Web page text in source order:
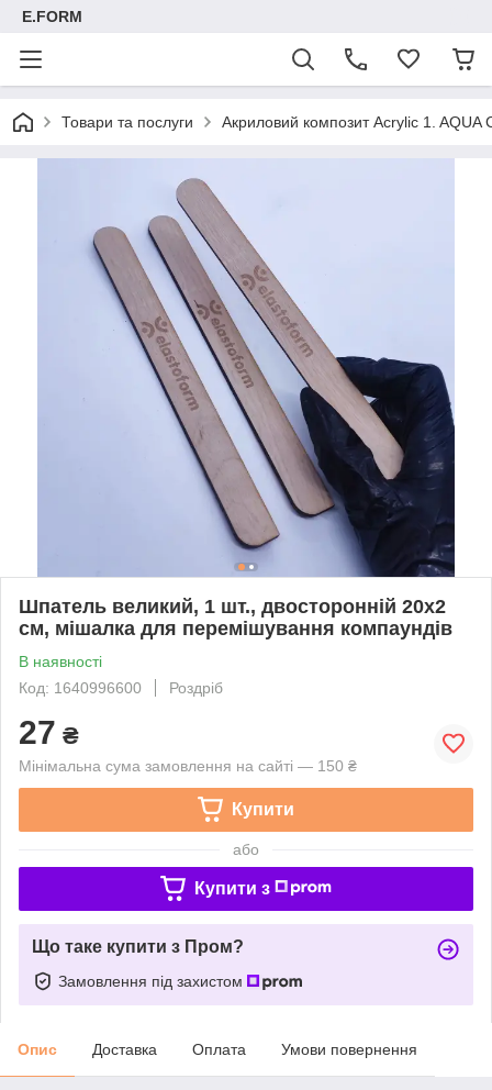
E.FORM
Товари та послуги Акриловий композит Acrylic 1. AQUA
Шпатель великий, 1 шт., двосторонній 20х2
см, мішалка для перемішування компаундів
В наявності
Код: 1640996600
Роздріб
27 ₴
Мінімальна сума замовлення на сайті — 150 ₴
Купити
або
Купити з
Що таке купити з Пром?
Замовлення під захистом
Опис Доставка Оплата Умови повернення